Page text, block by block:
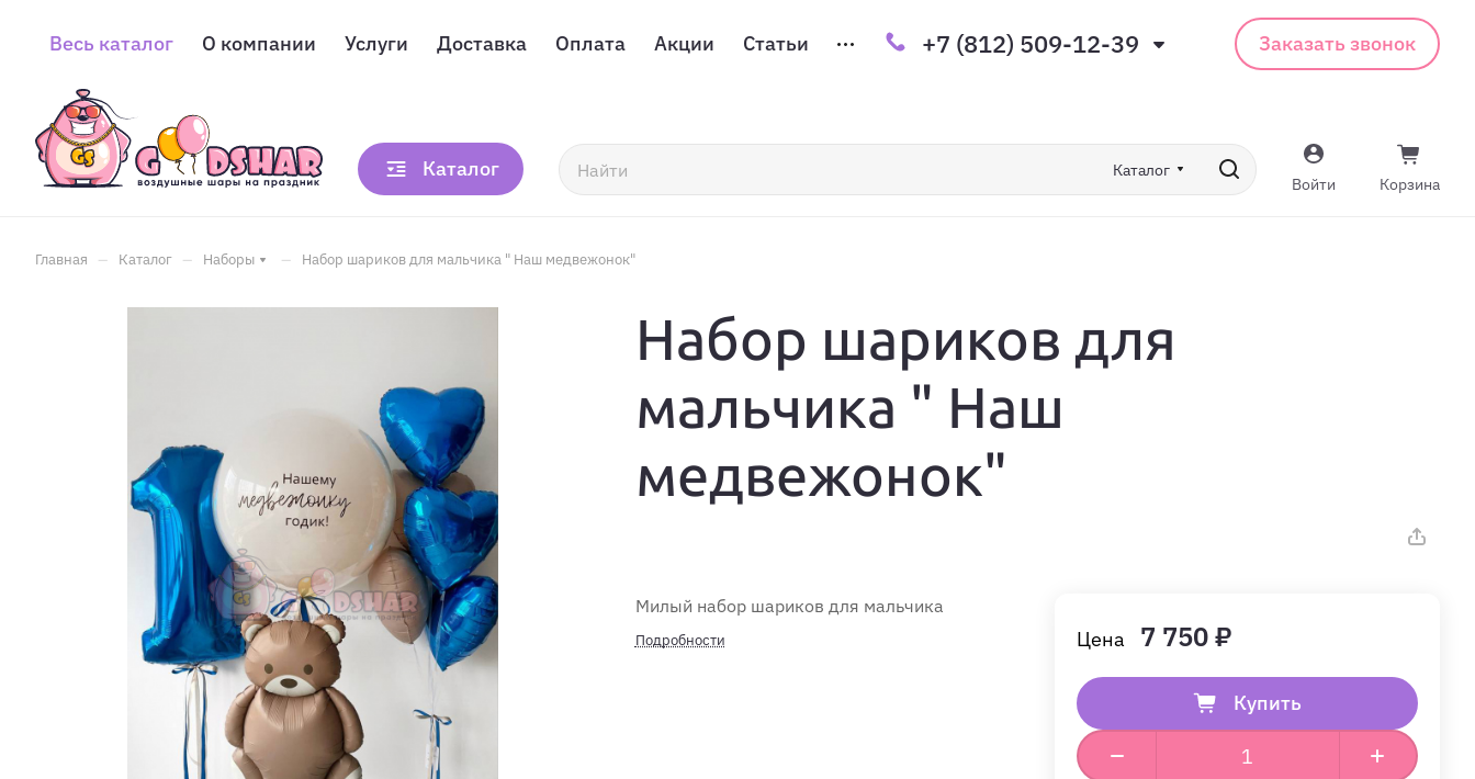
Весь каталог О компании Услуги Доставка Оплата Акции Статьи +7 (812) 509-12-39 Заказать звонок
Каталог Каталог
Войти Корзина
Главная – Каталог – Наборы – Набор шариков для мальчика " Наш медвежонок"
Набор шариков для
мальчика " Наш
медвежонок"
Милый набор шариков для мальчика
Подробности 7 750 ₽
Купить